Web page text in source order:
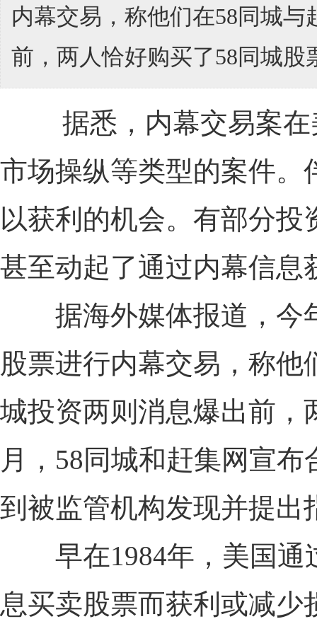
内幕交易，称他们在58同城
前，两人恰好购买了58同城股
据悉，内幕交易案在
市场操纵等类型的案件。
以获利的机会。有部分
甚至动起了通过内幕信息
据海外媒体报道，今年
股票进行内幕交易，称他
城投资两则消息爆出前，
月，58同城和赶集网宣
到被监管机构发现并提出
早在1984年，美国通
息买卖股票而获利或减少